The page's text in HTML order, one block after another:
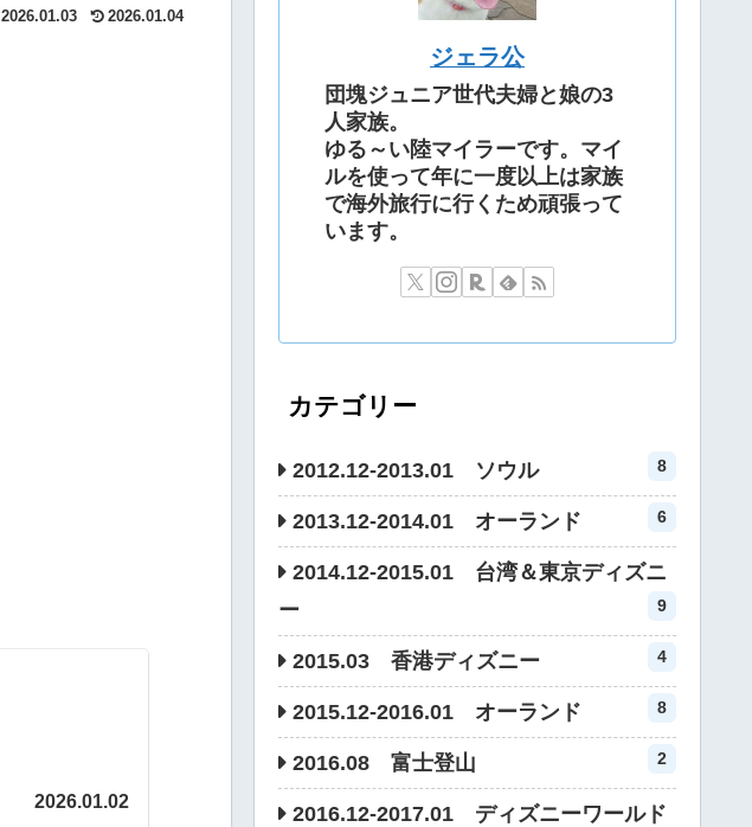
2026.01.03 2026.01.04
2026.01.02
ジェラ公
団塊ジュニア世代夫婦と娘の3
人家族。
ゆる～い陸マイラーです。マイ
ルを使って年に一度以上は家族
で海外旅行に行くため頑張って
います。
カテゴリー
2012.12-2013.01 ソウル 8
2013.12-2014.01 オーランド 6
2014.12-2015.01 台湾＆東京ディズニ
ー
9
2015.03 香港ディズニー 4
2015.12-2016.01 オーランド 8
2016.08 富士登山 2
2016.12-2017.01 ディズニーワールド